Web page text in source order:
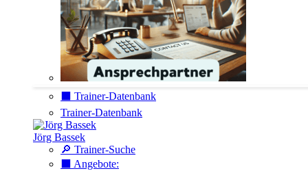
⬛️ Trainer-Datenbank
Trainer-Datenbank
Jörg Bassek
🔎 Trainer-Suche
⬛️ Angebote: